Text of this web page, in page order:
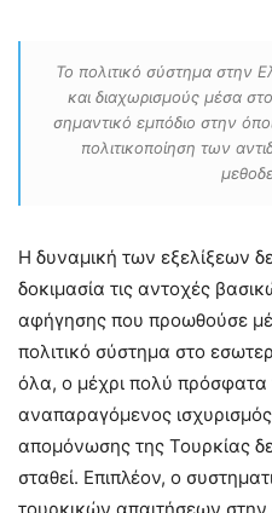
Το πολιτικό σύστημα στην
και διαχωρισμούς μέσα
σημαντικό εμπόδιο στην
πολιτικοποίηση των
Η δυναμική των εξελίξεων
δοκιμασία τις αντοχές
αφήγησης που προωθούσε
πολιτικό σύστημα στο
όλα, ο μέχρι πολύ
αναπαραγόμενος
απομόνωσης της Τουρκίας
σταθεί. Επιπλέον, ο